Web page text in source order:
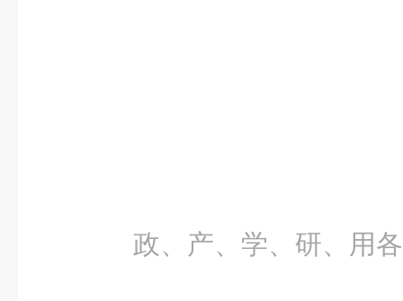
政、产、学、研、用